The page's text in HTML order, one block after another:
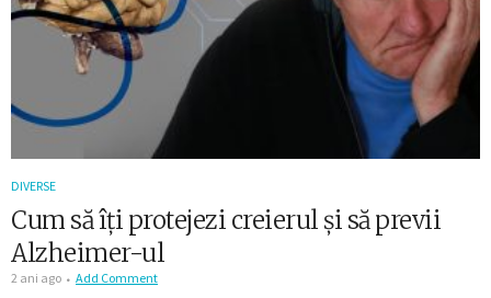
DIVERSE
Cum să îți protejezi creierul și să previi
Alzheimer-ul
2 ani ago Add Comment